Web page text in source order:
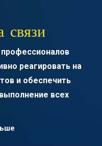
связи
реагировать на
и обеспечить
всех